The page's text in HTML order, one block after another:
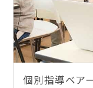
個別指導ベア